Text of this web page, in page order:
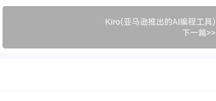
Kiro(亚马逊推出的AI编程工具)
下一篇>>